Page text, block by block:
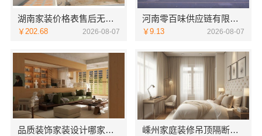
湖南家装价格表售后无忧——创益讯建筑让您装修更省心
￥202.68 2026-08-07
河南零百味供应链有限公司社区线下实体硬折扣零食铺全域盈利
￥9.13 2026-08-07
品质装饰家装设计哪家好，佛山市雅居美家建筑装饰工程有限公司资深团队全案定制 嵊州家庭装修吊顶隔断，浙江宜美嘉装饰专业施工